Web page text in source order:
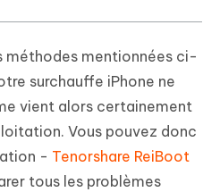
méthodes mentionnées ci-
surchauffe iPhone ne
vient alors certainement
Vous pouvez donc
- Tenorshare ReiBoot
tous les problèmes